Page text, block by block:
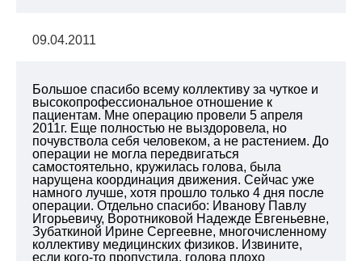
09.04.2011
Большое спасибо всему коллективу за чуткое и
высокопрофессиональное отношение к
пациентам. Мне операцию провели 5 апреля
2011г. Еще полностью не выздоровела, но
почувствола себя человеком, а не растением. До
операции не могла передвигаться
самостоятельно, кружилась голова, была
нарущена координация движения. Сейчас уже
намного лучше, хотя прошло только 4 дня после
операции. Отдельно спасибо: Иванову Павлу
Игорьевичу, Воротниковой Надежде Евгеньевне,
Зубаткиной Ирине Сергеевне, многочисленному
коллективу медицинских физиков. Извините,
если кого-то пропустила, голова плохо